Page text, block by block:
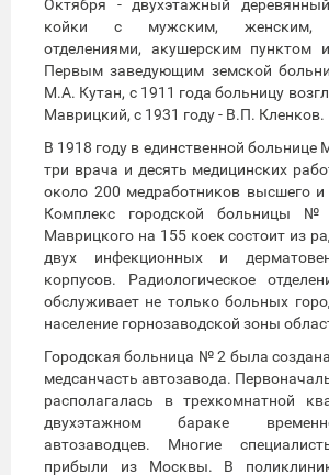
Октября - двухэтажный
койки с мужским, женским,
отделениями, акушерским пунктом
Первым заведующим земской
М.А. Кутан, с 1911 года больницу
Маврицкий, с 1931 году - В.П. Кленков.
В 1918 году в единственной больнице
три врача и десять медицинских
около 200 медработников высшего и
Комплекс городской больницы
Маврицкого на 155 коек состоит из
двух инфекционных и
корпусов. Радиологическое
обслуживает не только больных
население горнозаводской зоны
Городская больница № 2 была
медсанчасть автозавода.
располагалась в трехкомнатной
двухэтажном бараке
автозаводцев. Многие
прибыли из Москвы. В